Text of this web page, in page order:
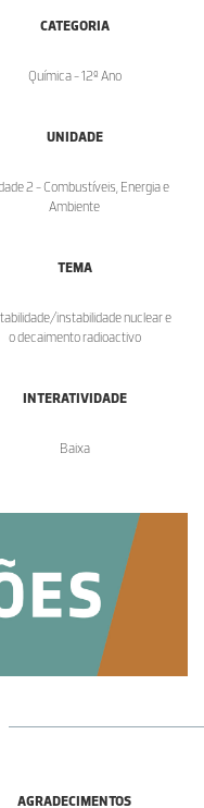
CATEGORIA
Química - 12º Ano
UNIDADE
2 - Combustíveis, Energia e
Ambiente
TEMA
instabilidade nuclear e
o decaimento radioactivo
INTERATIVIDADE
Baixa
AGRADECIMENTOS